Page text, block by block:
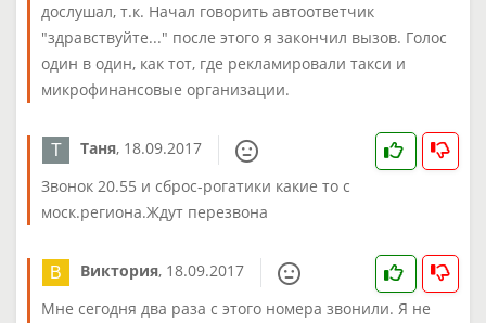
дослушал, т.к. Начал говорить автоответчик
"здравствуйте..." после этого я закончил вызов. Голос
один в один, как тот, где рекламировали такси и
микрофинансовые организации.
Таня, 18.09.2017
Звонок 20.55 и сброс-рогатики какие то с
моск.региона.Ждут перезвона
Виктория, 18.09.2017
Мне сегодня два раза с этого номера звонили. Я не